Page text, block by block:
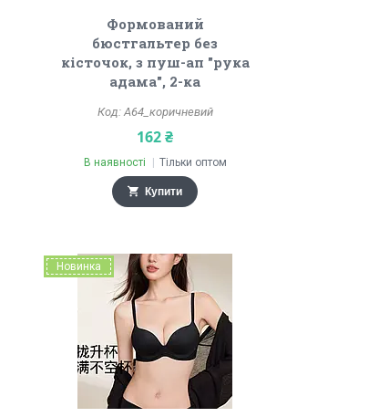
Формований
бюстгальтер без
кісточок, з пуш-ап "рука
адама", 2-ка
А64_коричневий
162 ₴
В наявності Тільки оптом
Купити
Новинка